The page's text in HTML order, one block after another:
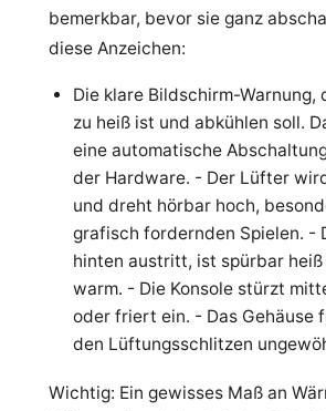
bemerkbar, bevor sie ganz
diese Anzeichen:
Die klare Bildschirm-Warnung,
zu heiß ist und abkühlen soll.
eine automatische
der Hardware. - Der Lüfter
und dreht hörbar hoch,
grafisch fordernden Spielen. -
hinten austritt, ist spürbar
warm. - Die Konsole stürzt
oder friert ein. - Das Gehäuse
den Lüftungsschlitzen
Wichtig: Ein gewisses Maß an